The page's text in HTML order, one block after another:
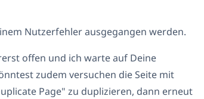
Nutzerfehler ausgegangen werden.
offen und ich warte auf Deine
zudem versuchen die Seite mit
Page" zu duplizieren, dann erneut